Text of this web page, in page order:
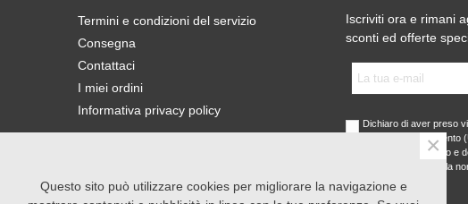
Termini e condizioni del servizio
Consegna
Contattaci
I miei ordini
Informativa privacy policy
Iscriviti ora e rimani
sconti ed offerte
Dichiaro di aver preso
sensi del Regolamento
Parlamento Europeo e
2016 (GDPR) e della
Leggi l'Informativa
Questo sito può utilizzare cookies per migliorare la navigazione e
×